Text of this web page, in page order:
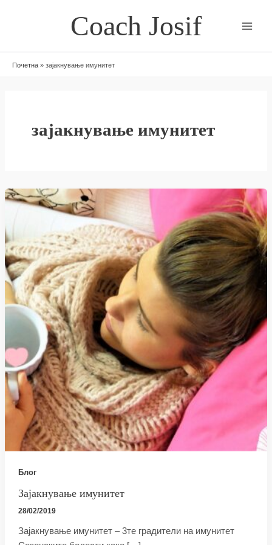
Coach Josif
Почетна » зајакнување имунитет
зајакнување имунитет
Блог
Зајакнување имунитет
28/02/2019
Зајакнување имунитет – 3те градители на имунитет